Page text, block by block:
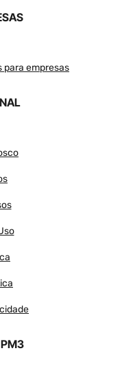
para empresas